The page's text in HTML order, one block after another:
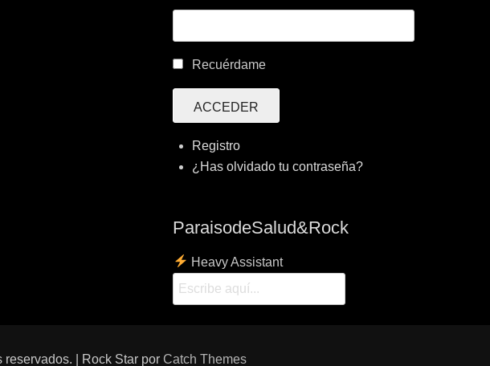
Recuérdame
ACCEDER
Registro
¿Has olvidado tu contraseña?
ParaisodeSalud&Rock
Heavy Assistant
reservados. | Rock Star por Catch Themes